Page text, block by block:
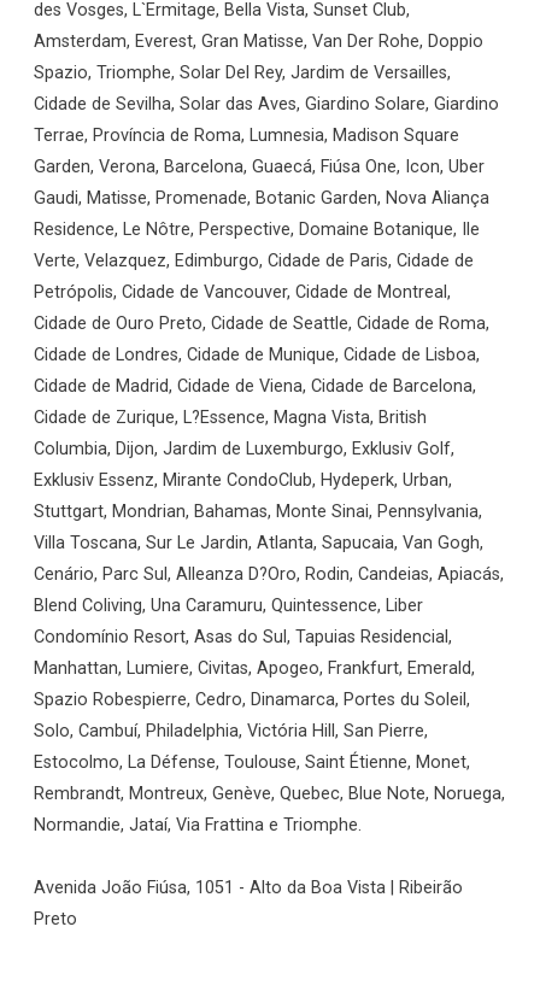
des Vosges, L`Ermitage, Bella Vista, Sunset Club,
Amsterdam, Everest, Gran Matisse, Van Der Rohe, Doppio
Spazio, Triomphe, Solar Del Rey, Jardim de Versailles,
Cidade de Sevilha, Solar das Aves, Giardino Solare, Giardino
Terrae, Província de Roma, Lumnesia, Madison Square
Garden, Verona, Barcelona, Guaecá, Fiúsa One, Icon, Uber
Gaudi, Matisse, Promenade, Botanic Garden, Nova Aliança
Residence, Le Nôtre, Perspective, Domaine Botanique, Ile
Verte, Velazquez, Edimburgo, Cidade de Paris, Cidade de
Petrópolis, Cidade de Vancouver, Cidade de Montreal,
Cidade de Ouro Preto, Cidade de Seattle, Cidade de Roma,
Cidade de Londres, Cidade de Munique, Cidade de Lisboa,
Cidade de Madrid, Cidade de Viena, Cidade de Barcelona,
Cidade de Zurique, L?Essence, Magna Vista, British
Columbia, Dijon, Jardim de Luxemburgo, Exklusiv Golf,
Exklusiv Essenz, Mirante CondoClub, Hydeperk, Urban,
Stuttgart, Mondrian, Bahamas, Monte Sinai, Pennsylvania,
Villa Toscana, Sur Le Jardin, Atlanta, Sapucaia, Van Gogh,
Cenário, Parc Sul, Alleanza D?Oro, Rodin, Candeias, Apiacás,
Blend Coliving, Una Caramuru, Quintessence, Liber
Condomínio Resort, Asas do Sul, Tapuias Residencial,
Manhattan, Lumiere, Civitas, Apogeo, Frankfurt, Emerald,
Spazio Robespierre, Cedro, Dinamarca, Portes du Soleil,
Solo, Cambuí, Philadelphia, Victória Hill, San Pierre,
Estocolmo, La Défense, Toulouse, Saint Étienne, Monet,
Rembrandt, Montreux, Genève, Quebec, Blue Note, Noruega,
Normandie, Jataí, Via Frattina e Triomphe.
Avenida João Fiúsa, 1051 - Alto da Boa Vista | Ribeirão
Preto